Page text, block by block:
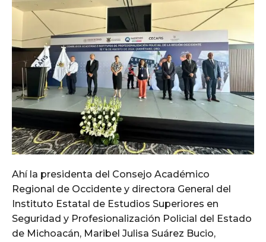
Ahí la presidenta del Consejo Académico
Regional de Occidente y directora General del
Instituto Estatal de Estudios Superiores en
Seguridad y Profesionalización Policial del Estado
de Michoacán, Maribel Julisa Suárez Bucio,